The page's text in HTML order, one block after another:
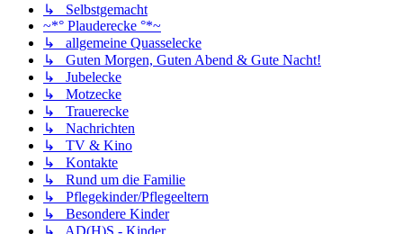
↳ Selbstgemacht
~*° Plauderecke °*~
↳ allgemeine Quasselecke
↳ Guten Morgen, Guten Abend & Gute Nacht!
↳ Jubelecke
↳ Motzecke
↳ Trauerecke
↳ Nachrichten
↳ TV & Kino
↳ Kontakte
↳ Rund um die Familie
↳ Pflegekinder/Pflegeeltern
↳ Besondere Kinder
↳ AD(H)S - Kinder